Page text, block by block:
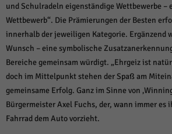
und Schulradeln eigenständige Wettbewerbe –
Wettbewerb“. Die Prämierungen der Besten
innerhalb der jeweiligen Kategorie. Ergänzend
Wunsch – eine symbolische
Bereiche gemeinsam würdigt. „Ehrgeiz ist
doch im Mittelpunkt stehen der Spaß am
gemeinsame Erfolg. Ganz im Sinne von
Bürgermeister Axel Fuchs, der, wann immer es
Fahrrad dem Auto vorzieht.
Marketing-Cookies werden von Drittanbietern oder
um personalisierte Werbung anzuzeigen. Sie tun
über Websites hinweg verfolgen.
Cookie-Informationen
Externe Medien (6)
Inhalte von Videoplattformen und Social-Media-
werden, bedarf der Zugriff auf diese Inhalte keiner
mehr.